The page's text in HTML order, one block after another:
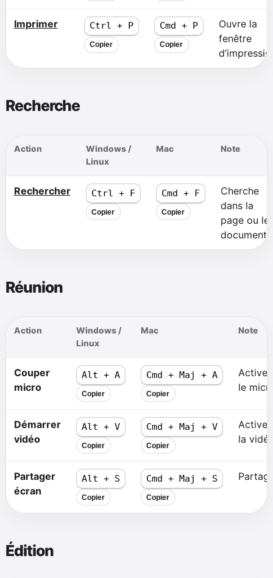
Imprimer Ctrl + P
Copier
Cmd + P
Copier
Ouvre la
fenêtre
Recherche
Action
Windows /
Linux
Mac Note
Rechercher Ctrl + F
Copier
Cmd + F
Copier
Cherche
dans la
page ou le
document.
Réunion
Action
Windows /
Linux
Mac Note
Couper
micro
Alt + A
Copier
Cmd + Maj + A
Copier
Active/
le
Démarrer
vidéo
Alt + V
Copier
Cmd + Maj + V
Copier
Active/
la
Partager
écran
Alt + S
Copier
Cmd + Maj + S
Copier
Édition